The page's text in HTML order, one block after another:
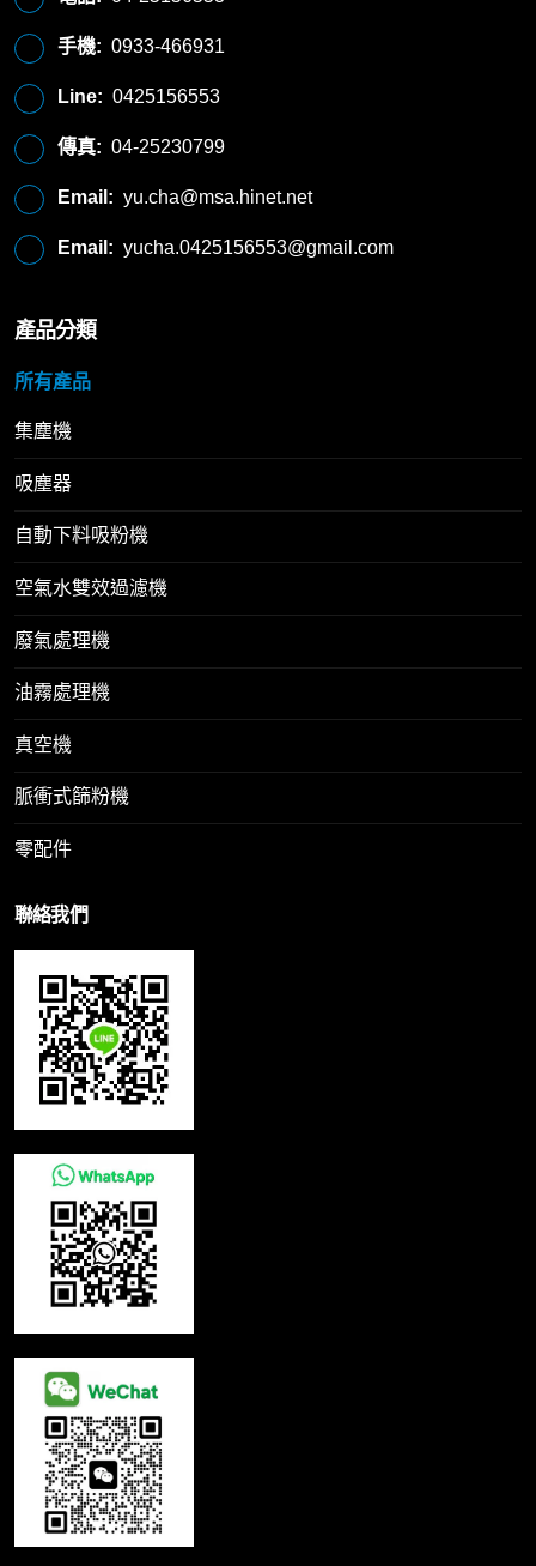
手機: 0933-466931
Line: 0425156553
傳真: 04-25230799
Email: yu.cha@msa.hinet.net
Email: yucha.0425156553@gmail.com
產品分類
所有產品
集塵機
吸塵器
自動下料吸粉機
空氣水雙效過濾機
廢氣處理機
油霧處理機
真空機
脈衝式篩粉機
零配件
聯絡我們